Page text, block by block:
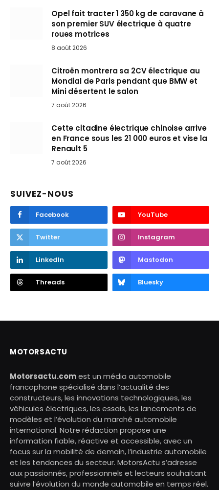
Opel fait tracter 1 350 kg de caravane à
son premier SUV électrique à quatre
roues motrices
8 août 2026
Citroën montrera sa 2CV électrique au
Mondial de Paris pendant que BMW et
Mini désertent le salon
7 août 2026
Cette citadine électrique chinoise arrive
en France sous les 21 000 euros et vise la
Renault 5
7 août 2026
SUIVEZ-NOUS
Facebook YouTube
Twitter Instagram
LinkedIn Mastodon
Threads Bluesky
MOTORSACTU
Motorsactu.comest un média automobile
francophone spécialisé dans l’actualité des
constructeurs, les innovations technologiques, les
véhicules électriques, les essais, les lancements de
modèles et l’évolution du marché automobile
international. Notre rédaction propose une
information fiable, réactive et accessible, avec un
focus sur la mobilité de demain, l’industrie automobile
et les tendances du secteur. MotorsActu s’adresse
aux passionnés, professionnels et lecteurs souhaitant
suivre l’évolution du monde automobile en temps réel.